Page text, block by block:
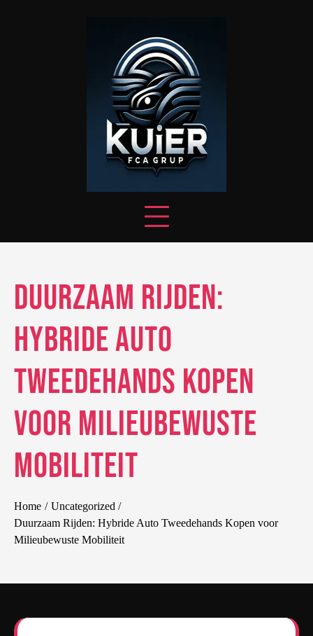
Duurzaam Rijden:
Hybride Auto
Tweedehands Kopen
voor Milieubewuste
Mobiliteit
Home
Uncategorized
Duurzaam Rijden: Hybride Auto Tweedehands Kopen voor
Milieubewuste Mobiliteit